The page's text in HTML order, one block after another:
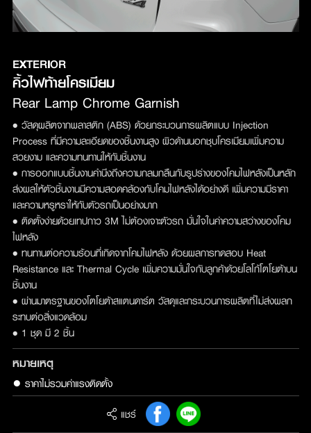
EXTERIOR
คิ้วไฟท้ายโครเมียม
Rear Lamp Chrome Garnish
• วัสดุผลิตจากพลาสติก (ABS) ด้วยกระบวนการผลิตแบบ Injection
Process ที่มีความละเอียดของชิ้นงานสูง ผิวด้านนอกชุบโครเมียมเพิ่มความ
สวยงาม และความทนทานให้กับชิ้นงาน
• การออกแบบชิ้นงานคำนึงถึงความกลมกลืนกับรูปร่างของโคมไฟหลังเป็นหลัก
ส่งผลให้ตัวชิ้นงานมีความสอดคล้องกับโคมไฟหลังได้อย่างดี เพิ่มความมีราคา
และความหรูหราให้กับตัวรถเป็นอย่างมาก
• ติดตั้งง่ายด้วยเทปกาว 3M ไม่ต้องเจาะตัวรถ มั่นใจในค่าความสว่างของโคม
ไฟหลัง
• ทนทานต่อความร้อนที่เกิดจากโคมไฟหลัง ด้วยผลการทดสอบ Heat
Resistance และ Thermal Cycle เพิ่มความมั่นใจกับลูกค้าด้วยโลโก้โตโยต้าบน
ชิ้นงาน
• ผ่านมาตรฐานของโตโยต้าสแตนดาร์ต วัสดุและกระบวนการผลิตที่ไม่ส่งผลก
ระทบต่อสิ่งแวดล้อม
• 1 ชุด มี 2 ชิ้น
หมายเหตุ
● ราคาไม่รวมค่าแรงติดตั้ง
แชร์